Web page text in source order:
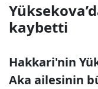
kaybetti
Hakkari'nin
Aka ailesinin